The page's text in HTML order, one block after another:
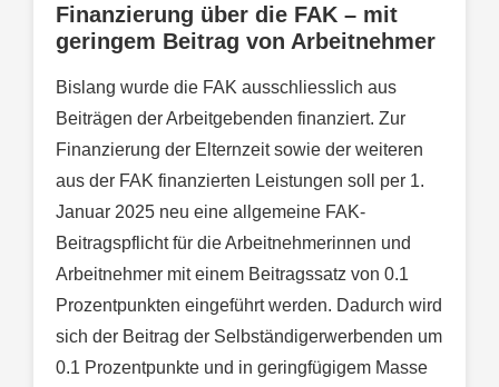
Finanzierung über die FAK – mit
geringem Beitrag von Arbeitnehmer
Bislang wurde die FAK ausschliesslich aus
Beiträgen der Arbeitgebenden finanziert. Zur
Finanzierung der Elternzeit sowie der weiteren
aus der FAK finanzierten Leistungen soll per 1.
Januar 2025 neu eine allgemeine FAK-
Beitragspflicht für die Arbeitnehmerinnen und
Arbeitnehmer mit einem Beitragssatz von 0.1
Prozentpunkten eingeführt werden. Dadurch wird
sich der Beitrag der Selbständigerwerbenden um
0.1 Prozentpunkte und in geringfügigem Masse